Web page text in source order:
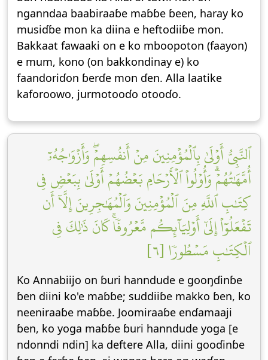
nganndaa baabiraaɓe maɓɓe ɓeen, haray ko
musiɗɓe mon ka diina e heftodiiɓe mon.
Bakkaat fawaaki on e ko mboopoton (faayon)
e mum, kono (on bakkondinay e) ko
faandoriɗon ɓerɗe mon ɗen. Alla laatike
kaforoowo, jurmotooɗo otooɗo.
ٱلنَّبِيُّ أَوۡلَىٰ بِٱلۡمُؤۡمِنِينَ مِنۡ أَنفُسِهِمۡۖ وَأَزۡوَٰجُهُۥٓ
أُمَّهَٰتُهُمۡۗ وَأُوْلُواْ ٱلۡأَرۡحَامِ بَعۡضُهُمۡ أَوۡلَىٰ بِبَعۡضٖ فِي
كِتَٰبِ ٱللَّهِ مِنَ ٱلۡمُؤۡمِنِينَ وَٱلۡمُهَٰجِرِينَ إِلَّآ أَن
تَفۡعَلُوٓاْ إِلَىٰٓ أَوۡلِيَآئِكُم مَّعۡرُوفٗاۚ كَانَ ذَٰلِكَ فِي
ٱلۡكِتَٰبِ مَسۡطُورٗا [٦]
Ko Annabiijo on ɓuri hanndude e gooŋɗinɓe
ɓen diini ko'e maɓɓe; suddiiɓe makko ɓen, ko
neeniraaɓe maɓɓe. Joomiraaɓe enɗamaaji
ɓen, ko yoga maɓɓe ɓuri hanndude yoga [e
ndonndi ndin] ka deftere Alla, diini gooɗinɓe